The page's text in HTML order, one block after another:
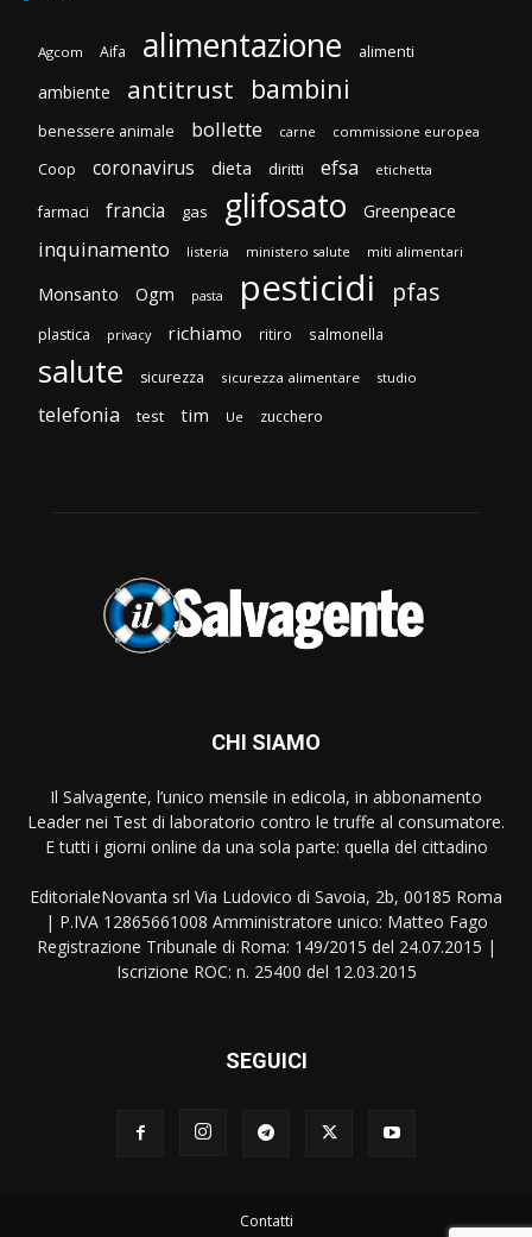
Agcom Aifa alimentazione alimenti
ambiente antitrust bambini
benessere animale bollette carne commissione europea
Coop coronavirus dieta diritti efsa etichetta
farmaci francia gas glifosato Greenpeace
inquinamento listeria ministero salute miti alimentari
Monsanto Ogm pasta pesticidi pfas
plastica privacy richiamo ritiro salmonella
salute sicurezza sicurezza alimentare studio
telefonia test tim Ue zucchero
CHI SIAMO
Il Salvagente, l’unico mensile in edicola, in abbonamento
Leader nei Test di laboratorio contro le truffe al consumatore.
E tutti i giorni online da una sola parte: quella del cittadino
EditorialeNovanta srl Via Ludovico di Savoia, 2b, 00185 Roma
| P.IVA 12865661008 Amministratore unico: Matteo Fago
Registrazione Tribunale di Roma: 149/2015 del 24.07.2015 |
Iscrizione ROC: n. 25400 del 12.03.2015
SEGUICI
Contatti